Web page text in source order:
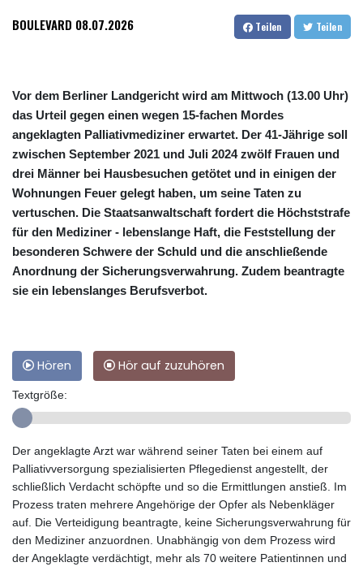
BOULEVARD 08.07.2026 Teilen Teilen
Vor dem Berliner Landgericht wird am Mittwoch (13.00 Uhr)
das Urteil gegen einen wegen 15-fachen Mordes
angeklagten Palliativmediziner erwartet. Der 41-Jährige soll
zwischen September 2021 und Juli 2024 zwölf Frauen und
drei Männer bei Hausbesuchen getötet und in einigen der
Wohnungen Feuer gelegt haben, um seine Taten zu
vertuschen. Die Staatsanwaltschaft fordert die Höchststrafe
für den Mediziner - lebenslange Haft, die Feststellung der
besonderen Schwere der Schuld und die anschließende
Anordnung der Sicherungsverwahrung. Zudem beantragte
sie ein lebenslanges Berufsverbot.
Hören Hör auf zuzuhören
Textgröße:
Der angeklagte Arzt war während seiner Taten bei einem auf
Palliativversorgung spezialisierten Pflegedienst angestellt, der
schließlich Verdacht schöpfte und so die Ermittlungen anstieß. Im
Prozess traten mehrere Angehörige der Opfer als Nebenkläger
auf. Die Verteidigung beantragte, keine Sicherungsverwahrung für
den Mediziner anzuordnen. Unabhängig von dem Prozess wird
der Angeklagte verdächtigt, mehr als 70 weitere Patientinnen und